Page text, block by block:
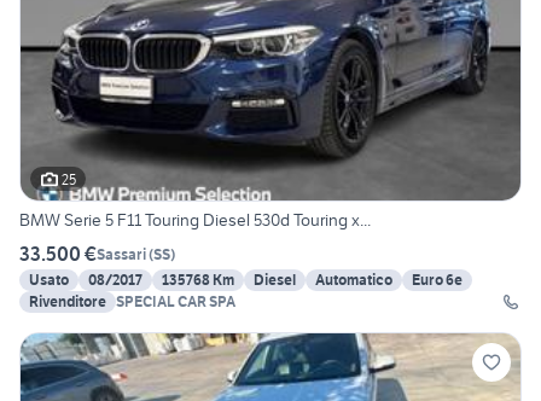
25
BMW Serie 5 F11 Touring Diesel 530d Touring x...
33.500 €Sassari(SS)
Usato
08/2017 135768 Km Diesel Automatico
Euro 6e
Rivenditore SPECIAL CAR SPA